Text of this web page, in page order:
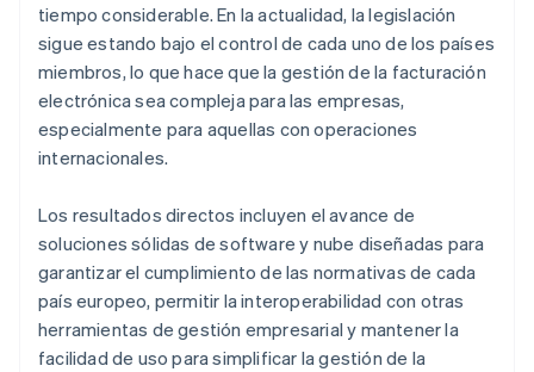
tiempo considerable. En la actualidad, la legislación
sigue estando bajo el control de cada uno de los países
miembros, lo que hace que la gestión de la facturación
electrónica sea compleja para las empresas,
especialmente para aquellas con operaciones
internacionales.
Los resultados directos incluyen el avance de
soluciones sólidas de software y nube diseñadas para
garantizar el cumplimiento de las normativas de cada
país europeo, permitir la interoperabilidad con otras
herramientas de gestión empresarial y mantener la
facilidad de uso para simplificar la gestión de la